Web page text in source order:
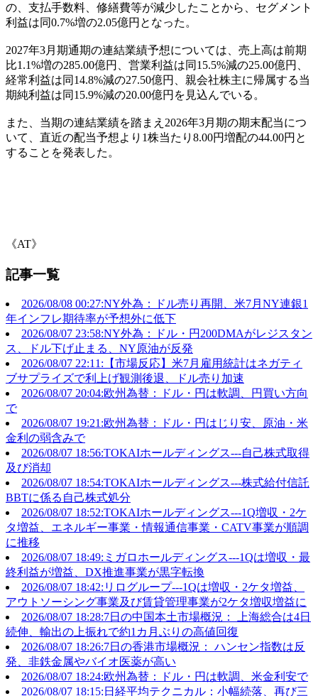
の、支払手数料、修繕費等が減少したことから、セグメント
利益は同0.7%増の2.05億円となった。
2027年3月期通期の連結業績予想については、売上高は前期
比1.1%増の285.00億円、営業利益は同15.5%減の25.00億円、
経常利益は同14.8%減の27.50億円、親会社株主に帰属する当
期純利益は同15.9%減の20.00億円を見込んでいる。
また、当期の連結業績を踏まえ2026年3月期の期末配当につ
いて、直近の配当予想より1株当たり8.00円増配の44.00円と
することを発表した。
《AT》
記事一覧
2026/08/08 00:27:NY外為：ドル売り再開、米7月NY連銀1
年インフレ期待率が予想外に低下
2026/08/07 23:58:NY外為：ドル・円200DMAがレジスタン
ス、ドル下げ止まる、NY原油が反発
2026/08/07 22:11:【市場反応】米7月雇用統計はネガティ
ブサプライズで利上げ観測後退、ドル売り加速
2026/08/07 20:04:欧州為替：ドル・円は軟調、円買い方向
で
2026/08/07 19:21:欧州為替：ドル・円はじり安、原油・米
金利の弱含みで
2026/08/07 18:56:TOKAIホールディングス---自己株式取得
及び消却
2026/08/07 18:54:TOKAIホールディングス---株式給付信託
BBTに係る自己株式処分
2026/08/07 18:52:TOKAIホールディングス---1Q増収・2ケ
タ増益、エネルギー事業・情報通信事業・CATV事業が順調
に推移
2026/08/07 18:49:ミガロホールディングス---1Qは増収・最
終利益が増益、DX推進事業が黒字転換
2026/08/07 18:42:リログループ---1Qは増収・2ケタ増益、
アウトソーシング事業及び賃貸管理事業が2ケタ増収増益に
2026/08/07 18:28:7日の中国本土市場概況： 上海総合は4日
続伸、輸出の上振れで約1カ月ぶりの高値回復
2026/08/07 18:26:7日の香港市場概況： ハンセン指数は反
発、非鉄金属やバイオ医薬が高い
2026/08/07 18:24:欧州為替：ドル・円は軟調、米金利安で
2026/08/07 18:15:日経平均テクニカル：小幅続落、再び三